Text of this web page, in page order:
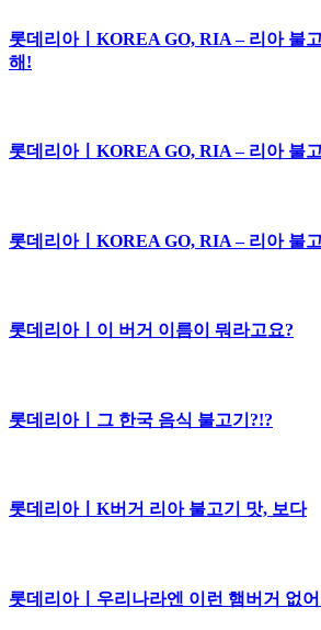
롯데리아ㅣKOREA GO, RIA – 리아 불
해!
롯데리아ㅣKOREA GO, RIA – 리아 불
롯데리아ㅣKOREA GO, RIA – 리아 불
롯데리아ㅣ이 버거 이름이 뭐라고요?
롯데리아ㅣ그 한국 음식 불고기?!?
롯데리아ㅣK버거 리아 불고기 맛, 보다
롯데리아ㅣ우리나라엔 이런 햄버거 없